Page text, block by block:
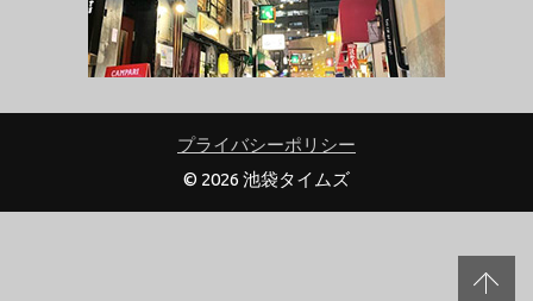
プライバシーポリシー
© 2026 池袋タイムズ